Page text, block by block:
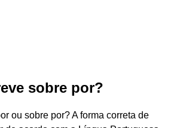
sobre por?
ou sobre por? A forma correta de